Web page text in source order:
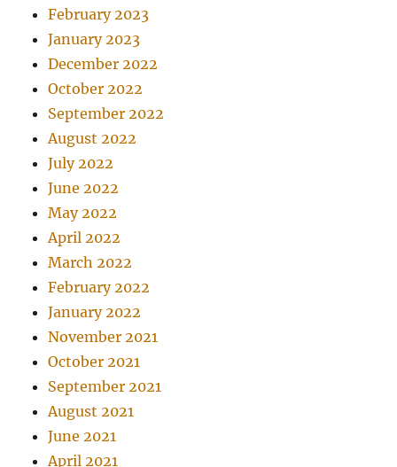
February 2023
January 2023
December 2022
October 2022
September 2022
August 2022
July 2022
June 2022
May 2022
April 2022
March 2022
February 2022
January 2022
November 2021
October 2021
September 2021
August 2021
June 2021
April 2021